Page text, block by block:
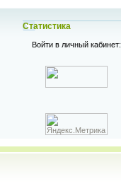
Статистика
Войти в личный кабинет: